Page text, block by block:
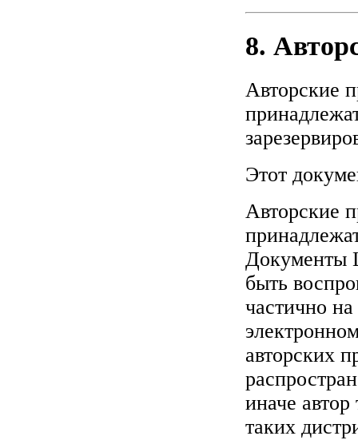
8.
Авторские
Этот
Авторские
Документы
быть
частично
авторских
иначе
таких